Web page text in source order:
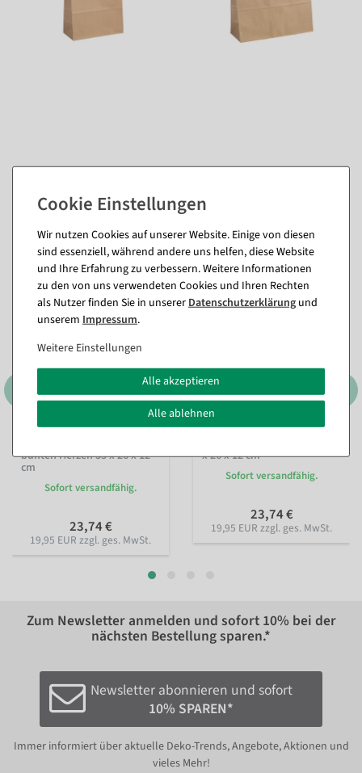
Passende Artikel zu diesem Produkt
(8)
bunten Herzen 35 x 26 x 12
cm
Sofort versandfähig.
23,74 €
19,95 EUR zzgl. ges. MwSt.
x 26 x 12 cm
Sofort versandfähig.
23,74 €
19,95 EUR zzgl. ges. MwSt.
Zum Newsletter anmelden und sofort 10% bei der
nächsten Bestellung sparen.*
Newsletter abonnieren und sofort
10% SPAREN*
Immer informiert über aktuelle Deko-Trends, Angebote, Aktionen und
vieles Mehr!
Wir nutzen Cookies auf unserer Website. Einige von diesen
sind essenziell, während andere uns helfen, diese Website
und Ihre Erfahrung zu verbessern. Weitere Informationen
zu den von uns verwendeten Cookies und Ihren Rechten
als Nutzer finden Sie in unsererDaten­schutz­erklärung und
unserem Impressum.
Weitere Einstellungen
Alle akzeptieren
Alle ablehnen